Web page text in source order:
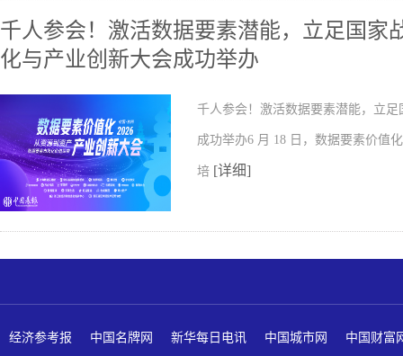
千人参会！激活数据要素潜能，立足国家
化与产业创新大会成功举办
千人参会！激活数据要素潜能，立
成功举办6 月 18 日，数据要素价值
培 [详细]
经济参考报 中国名牌网 新华每日电讯 中国城市网 中国财富